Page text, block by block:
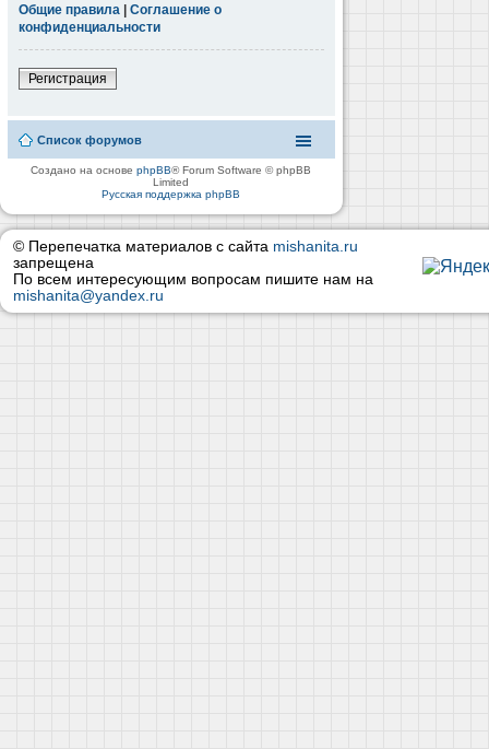
Общие правила | Соглашение о
конфиденциальности
Регистрация
Список форумов
Создано на основеphpBB® Forum Software © phpBB
Limited
Русская поддержка phpBB
© Перепечатка материалов с сайта mishanita.ru
запрещена
По всем интересующим вопросам пишите нам на
mishanita@yandex.ru